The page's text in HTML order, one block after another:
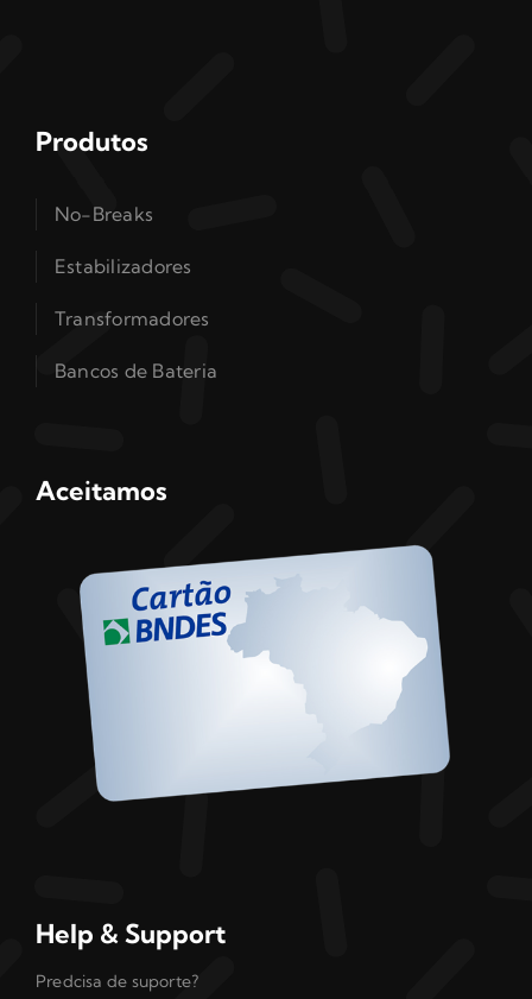
Produtos
No-Breaks
Estabilizadores
Transformadores
Bancos de Bateria
Aceitamos
Help & Support
Predcisa de suporte?